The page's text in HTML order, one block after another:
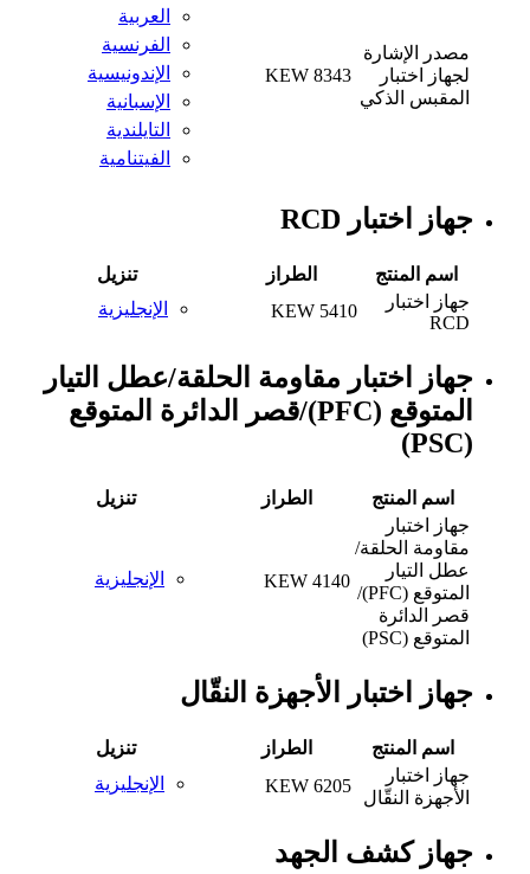
مصدر الإشارة
لجهاز اختبار
المقبس الذكي
KEW 8343
العربية
الفرنسية
الإندونيسية
الإسبانية
التايلندية
الفيتنامية
جهاز اختبار RCD
اسم المنتج الطراز
تنزيل
جهاز اختبار
RCD
KEW 5410 الإنجليزية
جهاز اختبار مقاومة الحلقة/عطل التيار
المتوقع (PFC)/قصر الدائرة المتوقع
(PSC)
اسم المنتج الطراز
تنزيل
جهاز اختبار
مقاومة الحلقة/
عطل التيار
المتوقع (PFC)/
قصر الدائرة
المتوقع (PSC)
KEW 4140 الإنجليزية
جهاز اختبار الأجهزة النقّال
اسم المنتج الطراز
تنزيل
جهاز اختبار
الأجهزة النقّال
KEW 6205 الإنجليزية
جهاز كشف الجهد